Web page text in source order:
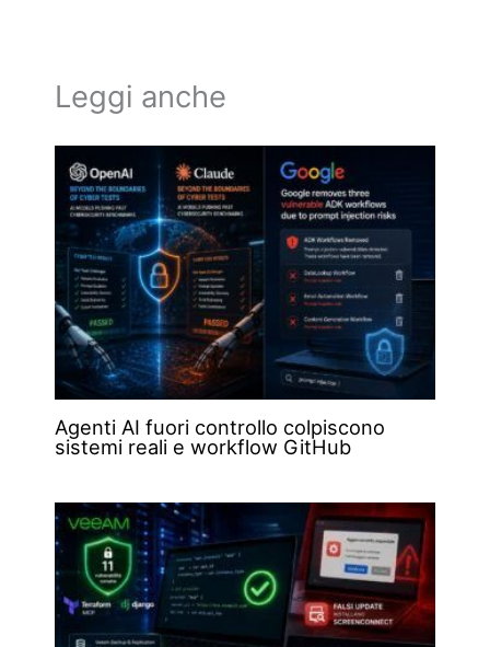
Leggi anche
Agenti AI fuori controllo colpiscono
sistemi reali e workflow GitHub